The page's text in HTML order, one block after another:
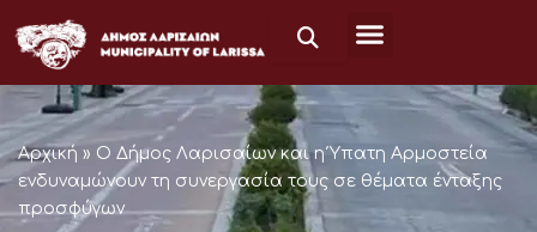
στο
περιεχόμενο
Αρχική » Ο Δήμος Λαρισαίων και η Ύπατη Αρμοστεία
ενδυναμώνουν τη συνεργασία τους σε θέματα ένταξης
προσφύγων